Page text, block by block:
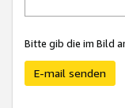
Bitte gib die im Bild
E-mail senden